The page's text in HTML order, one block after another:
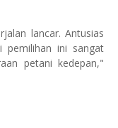
lancar. Antusias
pemilihan ini sangat
petani kedepan,"